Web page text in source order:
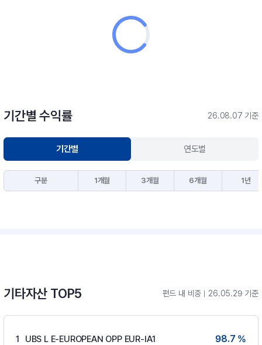
기간별 수익률 26.08.07 기준
기간별 연도별
구분 1개월 3개월 6개월 1년
기타자산 TOP5 펀드 내 비중 26.05.29 기준
1 UBS L E-EUROPEAN OPP EUR-IA1 98.7 %